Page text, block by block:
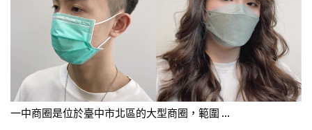
一中商圈是位於臺中市北區的大型商圈，範圍 ...